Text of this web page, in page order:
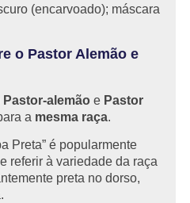
(encarvoado); máscara
o Pastor Alemão e
Pastor-alemãoe Pastor
a mesma raça.
Preta” é popularmente
referir à variedade da raça
preta no dorso,